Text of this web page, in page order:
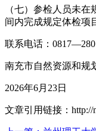
（七）参检人员未
间内完成规定体检项
联系电话：
南充市自然资源和规
2026年6月23日
文章引用链接：http://